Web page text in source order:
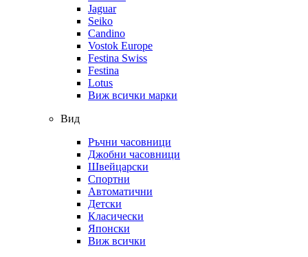
Jaguar
Seiko
Candino
Vostok Europe
Festina Swiss
Festina
Lotus
Виж всички марки
Вид
Ръчни часовници
Джобни часовници
Швейцарски
Спортни
Автоматични
Детски
Класически
Японски
Виж всички